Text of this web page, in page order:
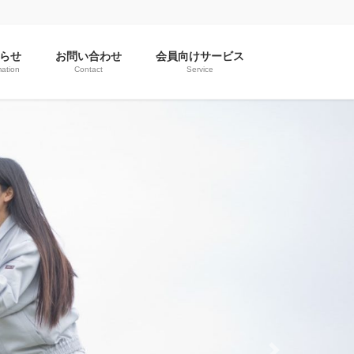
せ お問い合わせ
Contact
会員向けサービス
Service